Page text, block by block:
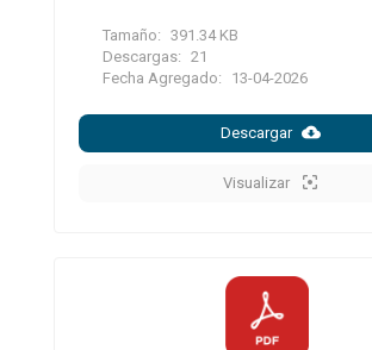
Tamaño: 391.34 KB
Descargas: 21
Fecha Agregado:
13-04-2026
Descargar
Visualizar